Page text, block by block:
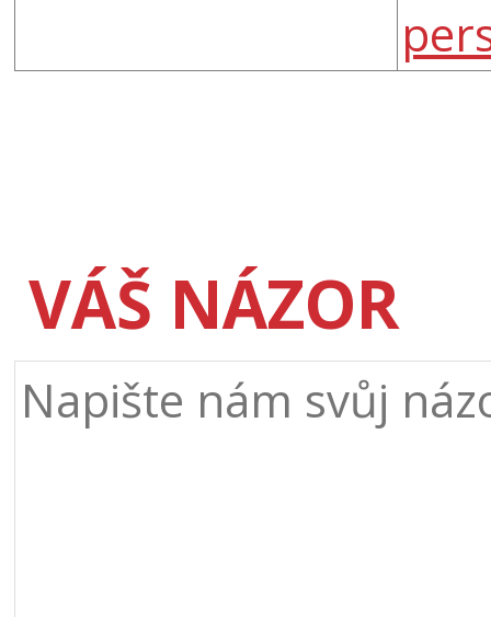
VÁŠ NÁZOR